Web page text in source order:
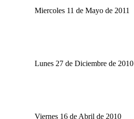
Miercoles 11 de Mayo de 2011
Lunes 27 de Diciembre de 2010
Viernes 16 de Abril de 2010